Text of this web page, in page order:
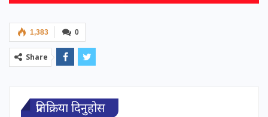
0
1,383
Share
प्रतिक्रिया दिनुहोस